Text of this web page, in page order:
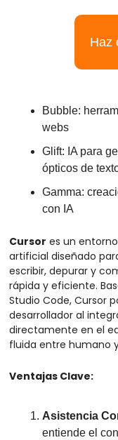
Haz
Bubble:
webs
Glift: IA para
ópticos de
Gamma:
con IA
Cursor es un
artificial diseñado
escribir, depurar y
rápida y eficiente.
Studio Code, Cursor
desarrollador al
directamente en el
fluida entre humano
Ventajas Clave:
Asistencia
entiende el